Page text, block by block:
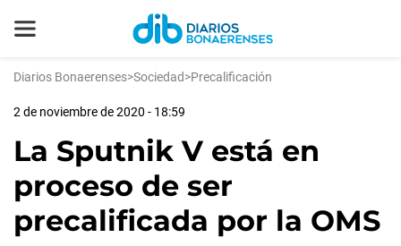
Diarios Bonaerenses>Sociedad>Precalificación
2 de noviembre de 2020 - 18:59
La Sputnik V está en
proceso de ser
precalificada por la OMS